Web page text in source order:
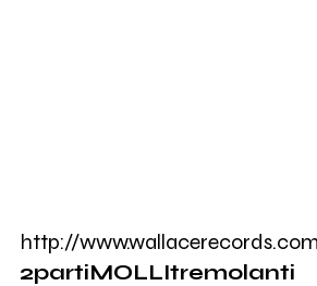
http://
2partiMOLLItremolanti